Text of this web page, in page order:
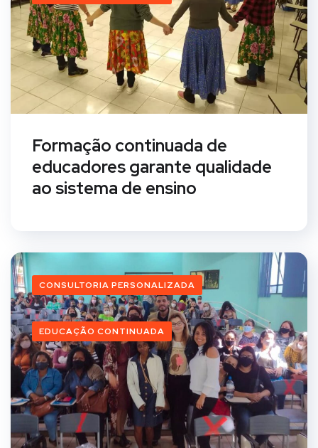
Formação continuada de
educadores garante qualidade
ao sistema de ensino
CONSULTORIA PERSONALIZADA
EDUCAÇÃO CONTINUADA